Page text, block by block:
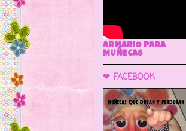
ARMARIO PARA
MUÑECAS
❤ FACEBOOK